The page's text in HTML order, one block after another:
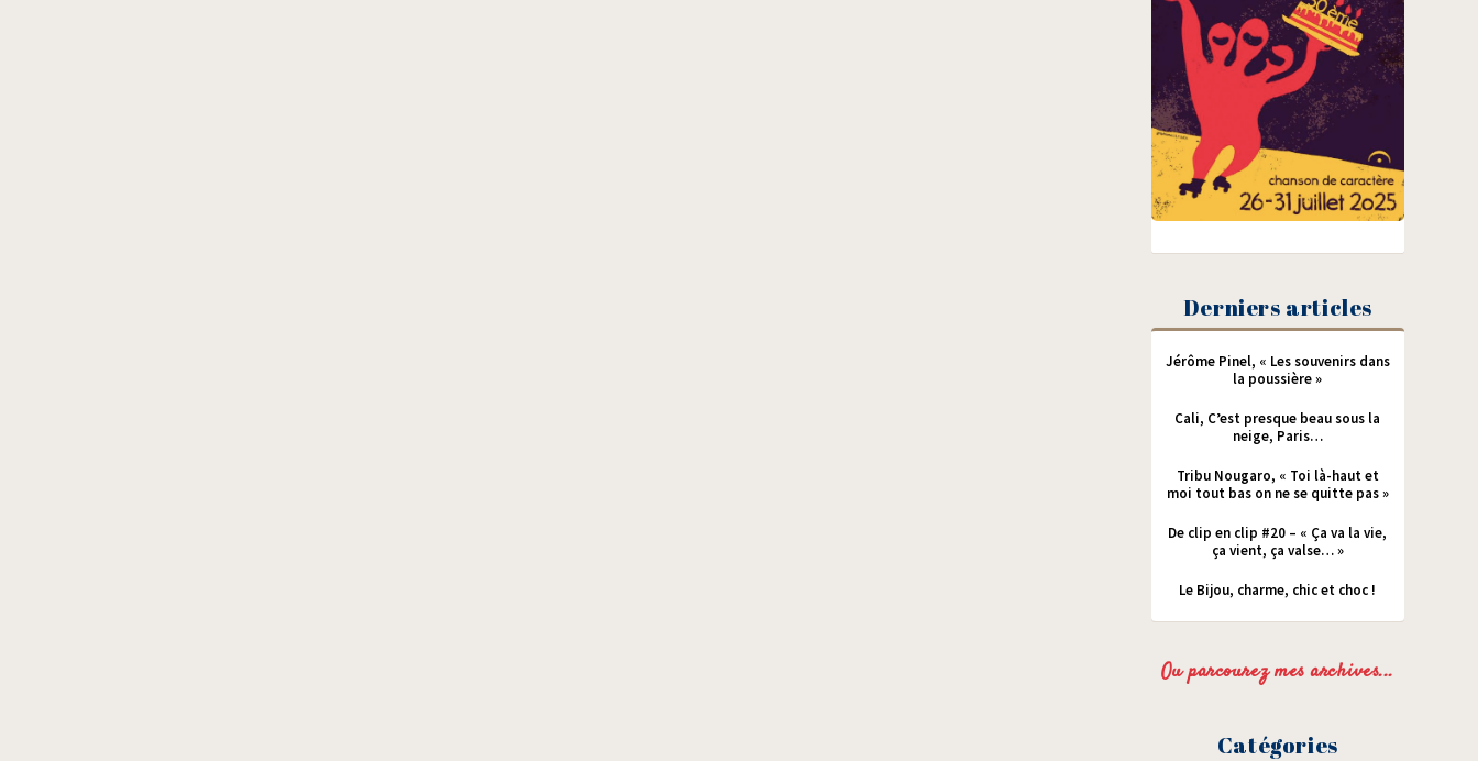
Derniers articles
Jérôme Pinel, « Les souvenirs dans
la poussière »
Cali, C’est presque beau sous la
neige, Paris…
Tribu Nougaro, « Toi là-haut et
moi tout bas on ne se quitte pas »
De clip en clip #20 – « Ça va la vie,
ça vient, ça valse… »
Le Bijou, charme, chic et choc !
Ou parcourez mes archives...
Catégories